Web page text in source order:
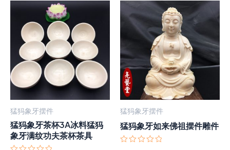
猛犸象牙摆件
猛犸象牙茶杯3A冰料猛犸
象牙满纹功夫茶杯茶具
猛犸象牙摆件
猛犸象牙如来佛祖摆件雕件